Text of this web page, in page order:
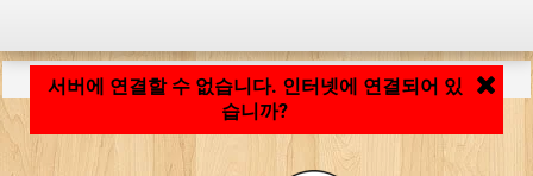
서버에 연결할 수 없습니다. 인터넷에 연결되어 있
습니까?
응용 프로그램 로딩 중... ...